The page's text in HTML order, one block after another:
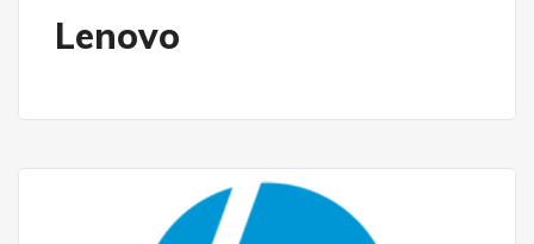
Lenovo